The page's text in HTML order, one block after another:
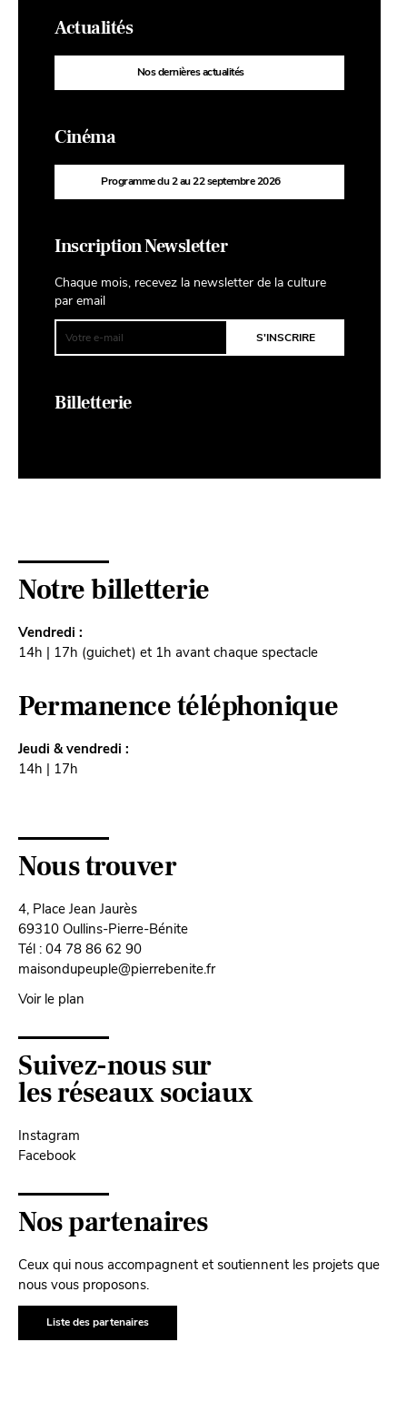
Actualités
Nos dernières actualités
Cinéma
Programme du 2 au 22 septembre 2026
Inscription Newsletter
Chaque mois, recevez la newsletter de la culture
par email
Billetterie
Notre billetterie
Vendredi :
14h | 17h (guichet) et 1h avant chaque spectacle
Permanence téléphonique
Jeudi & vendredi :
14h | 17h
Nous trouver
4, Place Jean Jaurès
69310 Oullins-Pierre-Bénite
Tél : 04 78 86 62 90
maisondupeuple@pierrebenite.fr
Voir le plan
Suivez-nous sur
les réseaux sociaux
Instagram
Facebook
Nos partenaires
Ceux qui nous accompagnent et soutiennent les projets que
nous vous proposons.
Liste des partenaires